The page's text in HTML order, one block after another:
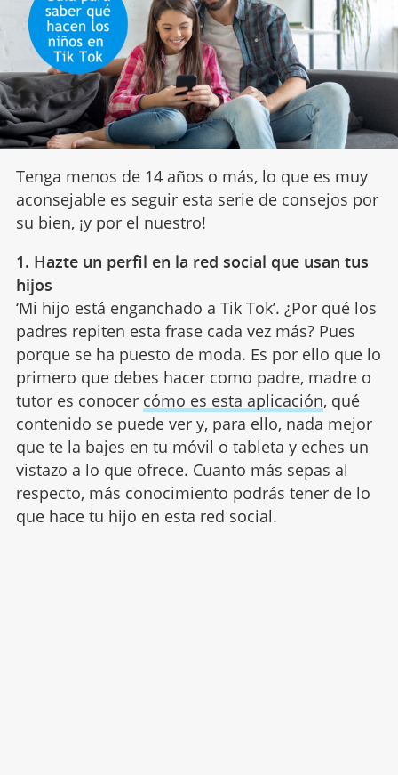
Tenga menos de 14 años o más, lo que es muy
aconsejable es seguir esta serie de consejos por
su bien, ¡y por el nuestro!
1. Hazte un perfil en la red social que usan tus
hijos
‘Mi hijo está enganchado a Tik Tok’. ¿Por qué los
padres repiten esta frase cada vez más? Pues
porque se ha puesto de moda. Es por ello que lo
primero que debes hacer como padre, madre o
tutor es conocer cómo es esta aplicación, qué
contenido se puede ver y, para ello, nada mejor
que te la bajes en tu móvil o tableta y eches un
vistazo a lo que ofrece. Cuanto más sepas al
respecto, más conocimiento podrás tener de lo
que hace tu hijo en esta red social.